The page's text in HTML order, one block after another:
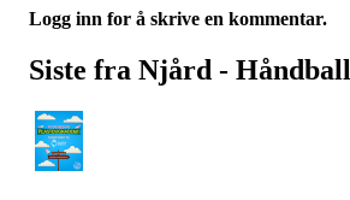
Logg inn for å skrive en kommentar.
Siste fra Njård - Håndball